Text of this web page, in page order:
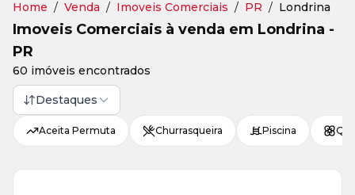
Home / Venda / Imoveis Comerciais / PR / Londrina
Imoveis Comerciais à venda em Londrina -
PR
60 imóveis encontrados
Destaques
Aceita Permuta Churrasqueira Piscina